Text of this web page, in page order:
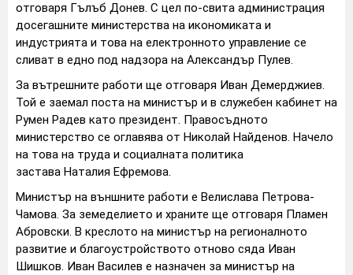
отговаря Гълъб Донев. С цел по-свита администрация
досегашните министерства на икономиката и
индустрията и това на електронното управление се
сливат в едно под надзора на Александър Пулев.
За вътрешните работи ще отговаря Иван Демерджиев.
Той е заемал поста на министър и в служебен кабинет на
Румен Радев като президент. Правосъдното
министерство се оглавява от Николай Найденов. Начело
на това на труда и социалната политика
застава Наталия Ефремова.
Министър на външните работи е Велислава Петрова-
Чамова. За земеделието и храните ще отговаря Пламен
Абровски. В креслото на министър на регионалното
развитие и благоустройството отново сяда Иван
Шишков. Иван Василев е назначен за министър на